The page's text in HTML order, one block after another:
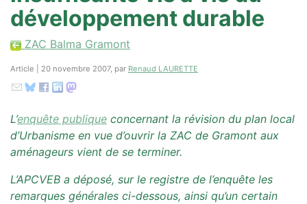
développement durable
ZAC Balma Gramont
Article | 20 novembre 2007, par Renaud LAURETTE
L’enquête publique concernant la révision du plan local
d’Urbanisme en vue d’ouvrir la ZAC de Gramont aux
aménageurs vient de se terminer.
L’APCVEB a déposé, sur le registre de l’enquête les
remarques générales ci-dessous, ainsi qu’un certain